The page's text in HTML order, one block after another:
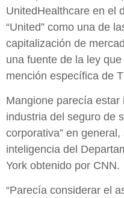
UnitedHealthcare en el
“United” como una de
capitalización de
una fuente de la ley
mención específica de
Mangione parecía
industria del seguro de
corporativa” en
inteligencia del
York obtenido por CNN.
“Parecía considerar el